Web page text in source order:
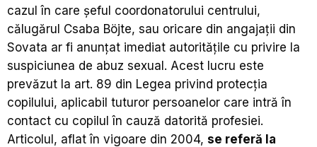
cazul în care șeful coordonatorului centrului,
călugărul Csaba Böjte, sau oricare din angajații din
Sovata ar fi anunțat imediat autoritățile cu privire la
suspiciunea de abuz sexual. Acest lucru este
prevăzut la art. 89 din Legea privind protecția
copilului, aplicabil tuturor persoanelor care intră în
contact cu copilul în cauză datorită profesiei.
Articolul, aflat în vigoare din 2004, se referă la